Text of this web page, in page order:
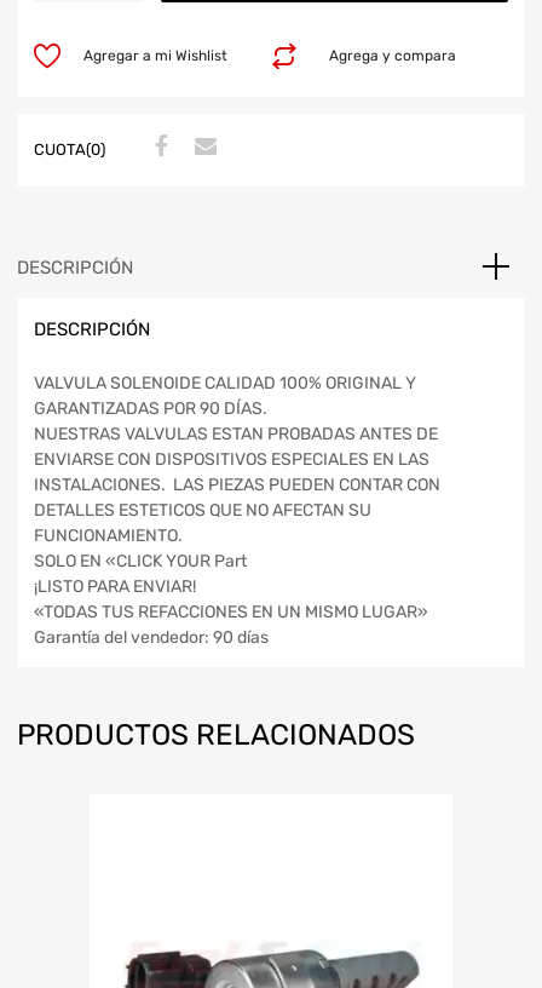
Agrega y compara
Agregar a mi Wishlist
CUOTA(0)
DESCRIPCIÓN
DESCRIPCIÓN
VALVULA SOLENOIDE CALIDAD 100% ORIGINAL Y
GARANTIZADAS POR 90 DÍAS.
NUESTRAS VALVULAS ESTAN PROBADAS ANTES DE
ENVIARSE CON DISPOSITIVOS ESPECIALES EN LAS
INSTALACIONES. LAS PIEZAS PUEDEN CONTAR CON
DETALLES ESTETICOS QUE NO AFECTAN SU
FUNCIONAMIENTO.
SOLO EN «CLICK YOUR Part
¡LISTO PARA ENVIAR!
«TODAS TUS REFACCIONES EN UN MISMO LUGAR»
Garantía del vendedor: 90 días
PRODUCTOS RELACIONADOS